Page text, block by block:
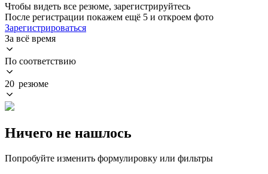
Чтобы видеть все резюме, зарегистрируйтесь
После регистрации покажем ещё 5 и откроем фото
Зарегистрироваться
За всё время
По соответствию
20 резюме
Ничего не нашлось
Попробуйте изменить формулировку или фильтры